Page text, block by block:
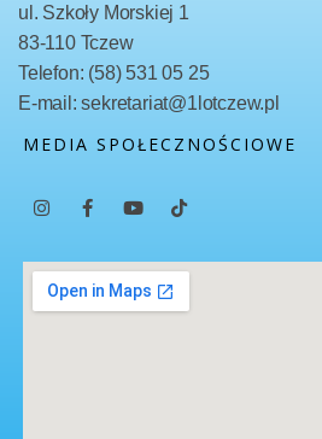
ul. Szkoły Morskiej 1
83-110 Tczew
Telefon: (58) 531 05 25
E-mail: sekretariat@1lotczew.pl
MEDIA SPOŁECZNOŚCIOWE